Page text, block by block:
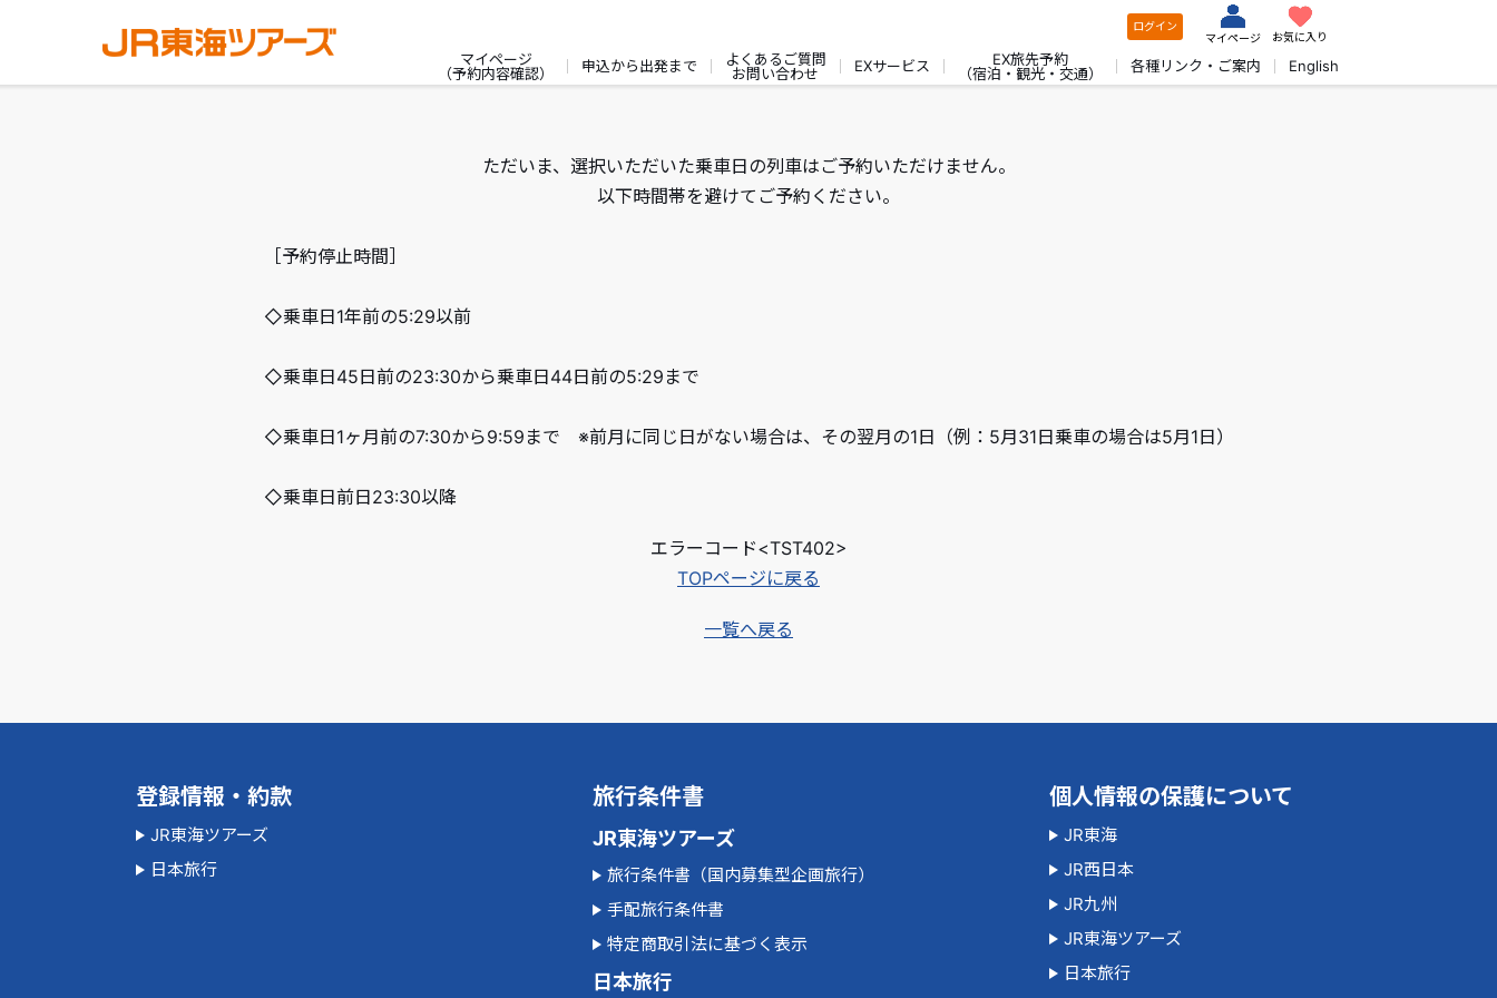
ログイン
マイページ
お気に入り
マイページ
（予約内容確認）
申込から出発まで
よくあるご質問
お問い合わせ
EXサービス
EX旅先予約
（宿泊・観光・交通）
各種リンク・ご案内 English
ただいま、選択いただいた乗車日の列車はご予約いただけません。
以下時間帯を避けてご予約ください。
［予約停止時間］
◇乗車日1年前の5:29以前
◇乗車日45日前の23:30から乗車日44日前の5:29まで
◇乗車日1ヶ月前の7:30から9:59まで ※前月に同じ日がない場合は、その翌月の1日（例：5月31日乗車の場合は5月1日）
◇乗車日前日23:30以降
エラーコード<TST402>
TOPページに戻る
一覧へ戻る
登録情報・約款
JR東海ツアーズ
日本旅行
旅行条件書
JR東海ツアーズ
旅行条件書（国内募集型企画旅行）
手配旅行条件書
特定商取引法に基づく表示
日本旅行
個人情報の保護について
JR東海
JR西日本
JR九州
JR東海ツアーズ
日本旅行